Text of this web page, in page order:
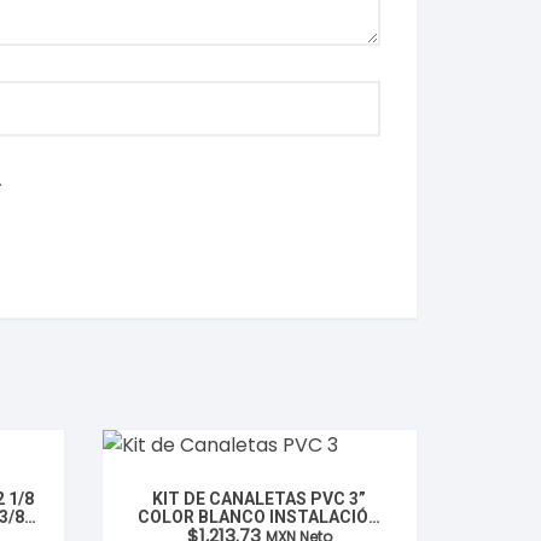
1/8
8
KIT DE CANALETAS PVC 3”
COLOR BLANCO INSTALACIÓN
DE AIRE ACONDICIONADO 1MT.
$1,213.73